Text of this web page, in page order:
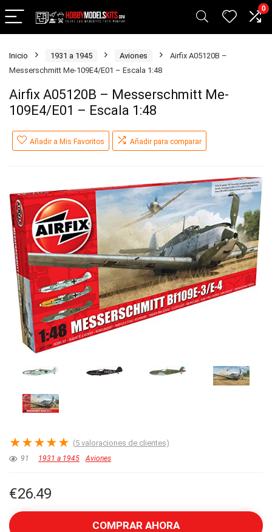
0
Inicio 1931 a 1945 Aviones
Airfix A05120B –
Messerschmitt Me-109E4/E01 – Escala 1:48
Airfix A05120B – Messerschmitt Me-
109E4/E01 – Escala 1:48
Añadir a Mis Favoritos Añadir para comparar
★★★★★ (5 valoraciones de clientes)
91 1931 a 1945 Aviones
€26.49
COMPRAR AHORA